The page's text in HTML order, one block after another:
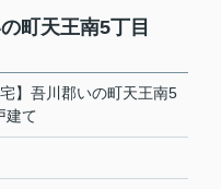
の町天王南5丁目
宅】吾川郡いの町天王南5
て